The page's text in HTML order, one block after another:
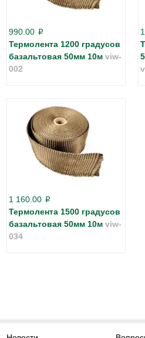
990.00 p
Термолента 1200 градусов
базальтовая 50мм 10м viw-
002
1 160.00 p
Термолента 1500 градусов
базальтовая 50мм 10м viw-
034